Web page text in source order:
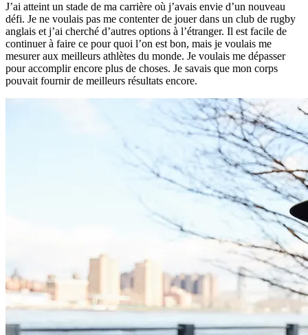
J’ai atteint un stade de ma carrière où j’avais envie d’un nouveau
défi. Je ne voulais pas me contenter de jouer dans un club de rugby
anglais et j’ai cherché d’autres options à l’étranger. Il est facile de
continuer à faire ce pour quoi l’on est bon, mais je voulais me
mesurer aux meilleurs athlètes du monde. Je voulais me dépasser
pour accomplir encore plus de choses. Je savais que mon corps
pouvait fournir de meilleurs résultats encore.